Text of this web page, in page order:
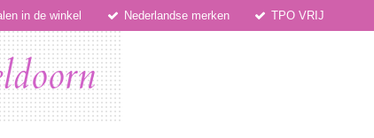
in de winkel Nederlandse merken TPO VRIJ